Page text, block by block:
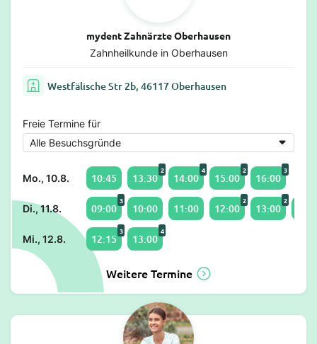
mydent Zahnärzte Oberhausen
Zahnheilkunde in Oberhausen
Westfälische Str 2b, 46117 Oberhausen
Freie Termine für
Mo., 10.8. 10:45 13:30
2
14:00
4
15:00
2
16:00
3
Di., 11.8. 09:00
3
10:00 11:00 12:00
2
13:00
2
Mi., 12.8. 12:15
3
13:00
4
Weitere Termine